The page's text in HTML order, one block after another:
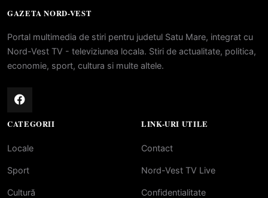
GAZETA NORD-VEST
Portal multimedia de stiri pentru judetul Satu Mare, integrat cu
Nord-Vest TV - televiziunea locala. Stiri de actualitate, politica,
economie, sport, cultura si multe altele.
CATEGORII
Locale
Sport
Cultură
LINK-URI UTILE
Contact
Nord-Vest TV Live
Confidentialitate